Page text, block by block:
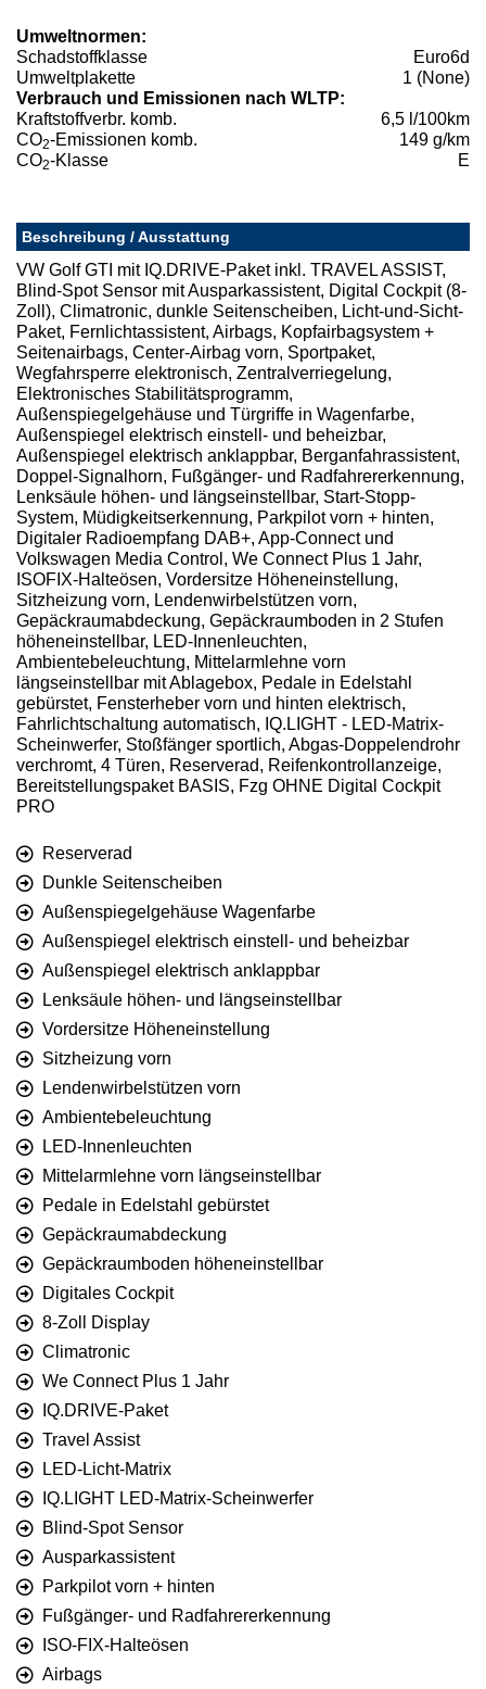
Umweltnormen:
Schadstoffklasse
Euro6d
Umweltplakette
1 (None)
Verbrauch und Emissionen nach WLTP:
Kraftstoffverbr. komb.
6,5 l/100km
CO2-Emissionen komb.
149 g/km
CO2-Klasse E
Beschreibung / Ausstattung
VW Golf GTI mit IQ.DRIVE-Paket inkl. TRAVEL ASSIST,
Blind-Spot Sensor mit Ausparkassistent, Digital Cockpit (8-
Zoll), Climatronic, dunkle Seitenscheiben, Licht-und-Sicht-
Paket, Fernlichtassistent, Airbags, Kopfairbagsystem +
Seitenairbags, Center-Airbag vorn, Sportpaket,
Wegfahrsperre elektronisch, Zentralverriegelung,
Elektronisches Stabilitätsprogramm,
Außenspiegelgehäuse und Türgriffe in Wagenfarbe,
Außenspiegel elektrisch einstell- und beheizbar,
Außenspiegel elektrisch anklappbar, Berganfahrassistent,
Doppel-Signalhorn, Fußgänger- und Radfahrererkennung,
Lenksäule höhen- und längseinstellbar, Start-Stopp-
System, Müdigkeitserkennung, Parkpilot vorn + hinten,
Digitaler Radioempfang DAB+, App-Connect und
Volkswagen Media Control, We Connect Plus 1 Jahr,
ISOFIX-Halteösen, Vordersitze Höheneinstellung,
Sitzheizung vorn, Lendenwirbelstützen vorn,
Gepäckraumabdeckung, Gepäckraumboden in 2 Stufen
höheneinstellbar, LED-Innenleuchten,
Ambientebeleuchtung, Mittelarmlehne vorn
längseinstellbar mit Ablagebox, Pedale in Edelstahl
gebürstet, Fensterheber vorn und hinten elektrisch,
Fahrlichtschaltung automatisch, IQ.LIGHT - LED-Matrix-
Scheinwerfer, Stoßfänger sportlich, Abgas-Doppelendrohr
verchromt, 4 Türen, Reserverad, Reifenkontrollanzeige,
Bereitstellungspaket BASIS, Fzg OHNE Digital Cockpit
PRO
Reserverad
Dunkle Seitenscheiben
Außenspiegelgehäuse Wagenfarbe
Außenspiegel elektrisch einstell- und beheizbar
Außenspiegel elektrisch anklappbar
Lenksäule höhen- und längseinstellbar
Vordersitze Höheneinstellung
Sitzheizung vorn
Lendenwirbelstützen vorn
Ambientebeleuchtung
LED-Innenleuchten
Mittelarmlehne vorn längseinstellbar
Pedale in Edelstahl gebürstet
Gepäckraumabdeckung
Gepäckraumboden höheneinstellbar
Digitales Cockpit
8-Zoll Display
Climatronic
We Connect Plus 1 Jahr
IQ.DRIVE-Paket
Travel Assist
LED-Licht-Matrix
IQ.LIGHT LED-Matrix-Scheinwerfer
Blind-Spot Sensor
Ausparkassistent
Parkpilot vorn + hinten
Fußgänger- und Radfahrererkennung
ISO-FIX-Halteösen
Airbags